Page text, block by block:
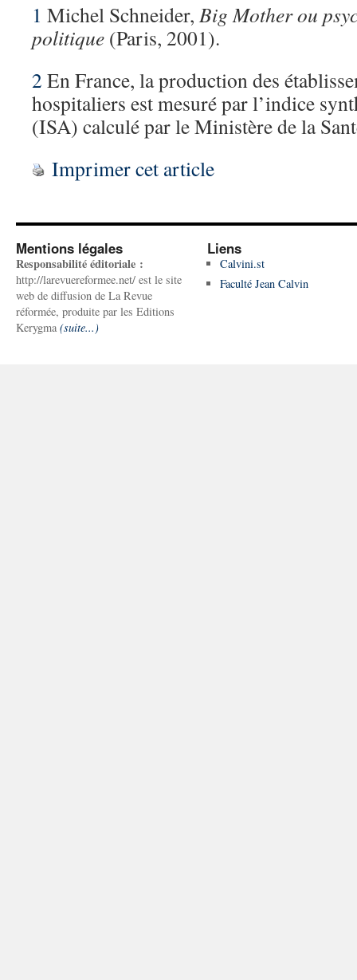
1 Michel Schneider, Big Mother ou
politique (Paris, 2001).
2 En France, la production des
hospitaliers est mesuré par l’indice
(ISA) calculé par le Ministère de la
Imprimer cet article
Mentions légales
Responsabilité éditoriale :
http://larevuereformee.net/ est le site
web de diffusion de La Revue
réformée, produite par les Editions
Kerygma (suite...)
Liens
Calvini.st
Faculté Jean Calvin